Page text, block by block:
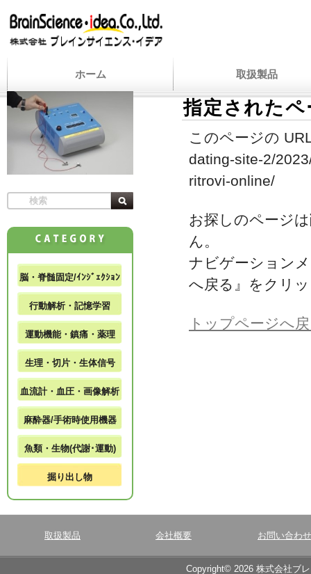
ホーム 取扱製品
指定された
このページの
dating-site-2/
ritrovi-online/
お探しのページ
ん。
ナビゲーション
へ戻る』をクリ
トップページへ
脳・脊髄固定/ｲﾝｼﾞｪｸｼｮﾝ
行動解析・記憶学習
運動機能・鎮痛・薬理
生理・切片・生体信号
血流計・血圧・画像解析
麻酔器/手術時使用機器
魚類・生物(代謝･運動)
掘り出し物
取扱製品 会社概要 お問い合わせ
Copyright© 2026 株式会社ブ